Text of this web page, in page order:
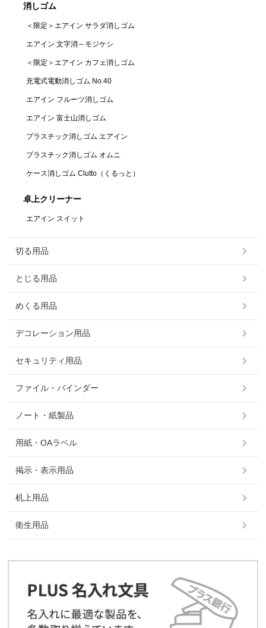
消しゴム
＜限定＞エアイン サラダ消しゴム
エアイン 文字消～モジケシ
＜限定＞エアイン カフェ消しゴム
充電式電動消しゴム No.40
エアイン フルーツ消しゴム
エアイン 富士山消しゴム
プラスチック消しゴム エアイン
プラスチック消しゴム オムニ
ケース消しゴム Clutto（くるっと）
卓上クリーナー
エアイン スイット
切る用品
とじる用品
めくる用品
デコレーション用品
セキュリティ用品
ファイル・バインダー
ノート・紙製品
用紙・OAラベル
掲示・表示用品
机上用品
衛生用品